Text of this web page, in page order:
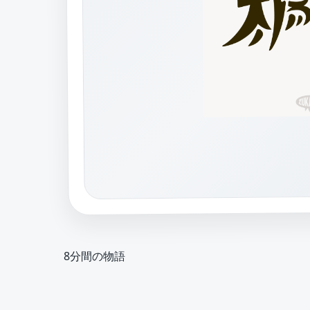
8分間の物語